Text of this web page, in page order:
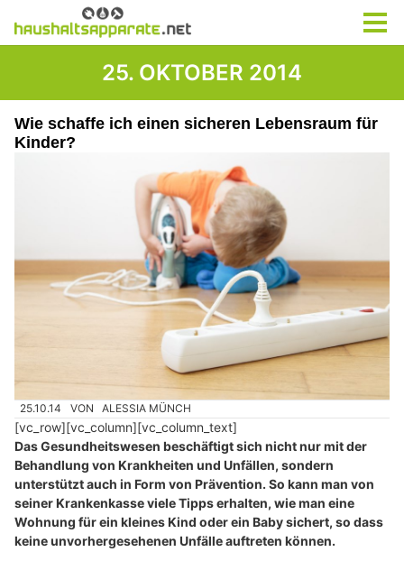
25. OKTOBER 2014
Wie schaffe ich einen sicheren Lebensraum für
Kinder?
25.10.14 VON ALESSIA MÜNCH
[vc_row][vc_column][vc_column_text]
Das Gesundheitswesen beschäftigt sich nicht nur mit der
Behandlung von Krankheiten und Unfällen, sondern
unterstützt auch in Form von Prävention. So kann man von
seiner Krankenkasse viele Tipps erhalten, wie man eine
Wohnung für ein kleines Kind oder ein Baby sichert, so dass
keine unvorhergesehenen Unfälle auftreten können.